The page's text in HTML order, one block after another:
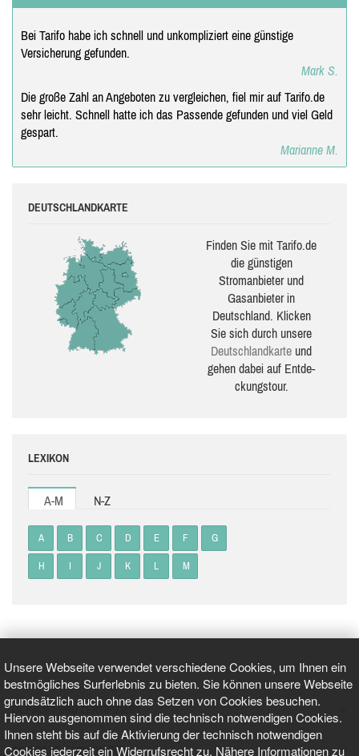
Unsere Webseite verwendet verschiedene Cookies, um Ihnen ein
bestmögliches Surferlebnis zu bieten. Sie können unsere Webseite
grundsätzlich auch ohne das Setzen von Cookies besuchen.
Hiervon ausgenommen sind die technisch notwendigen Cookies.
Ihnen steht bis auf die Aktivierung der technisch notwendigen
Cookies jederzeit ein Widerrufsrecht zu. Nähere Informationen zu
Bei Tarifo habe ich schnell und unkompliziert eine günstige
Versicherung gefunden.
Mark S.
Die große Zahl an Angeboten zu vergleichen, fiel mir auf Tarifo.de
sehr leicht. Schnell hatte ich das Passende gefunden und viel Geld
gespart.
Marianne M.
DEUTSCHLANDKARTE
Finden Sie mit Tarifo.de
die güns­ti­gen
Stromanbieter und
Gasanbieter in
Deutschland. Klicken
Sie sich durch unsere
Deutsch­land­karte und
gehen dabei auf Ent­de­
ckungs­tour.
LEXIKON
A-M N-Z
A B C D E F G
H I J K L M
GEPRÜFT UND ZERTIFIZIERT
AKTUELLE NACHRICHTEN